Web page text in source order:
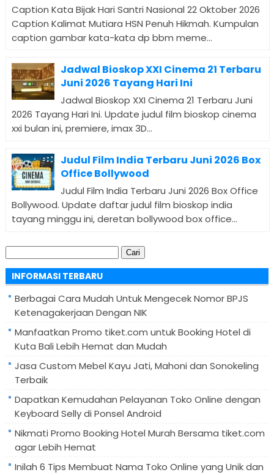
Caption Kata Bijak Hari Santri Nasional 22 Oktober 2026
Caption Kalimat Mutiara HSN Penuh Hikmah. Kumpulan
caption gambar kata-kata dp bbm meme...
Jadwal Bioskop XXI Cinema 21 Terbaru
Juni 2026 Tayang Hari Ini
Jadwal Bioskop XXI Cinema 21 Terbaru Juni
2026 Tayang Hari Ini. Update judul film bioskop cinema
xxi bulan ini, premiere, imax 3D...
Judul Film India Terbaru Juni 2026 Box
Office Bollywood
Judul Film India Terbaru Juni 2026 Box Office
Bollywood. Update daftar judul film bioskop india
tayang minggu ini, deretan bollywood box office...
Cari
untuk:
INFORMASI TERBARU
Berbagai Cara Mudah Untuk Mengecek Nomor BPJS
Ketenagakerjaan Dengan NIK
Manfaatkan Promo tiket.com untuk Booking Hotel di
Kuta Bali Lebih Hemat dan Mudah
Jasa Custom Mebel Kayu Jati, Mahoni dan Sonokeling
Terbaik
Dapatkan Kemudahan Pelayanan Toko Online dengan
Keyboard Selly di Ponsel Android
Nikmati Promo Booking Hotel Murah Bersama tiket.com
agar Lebih Hemat
Inilah 6 Tips Membuat Nama Toko Online yang Unik dan